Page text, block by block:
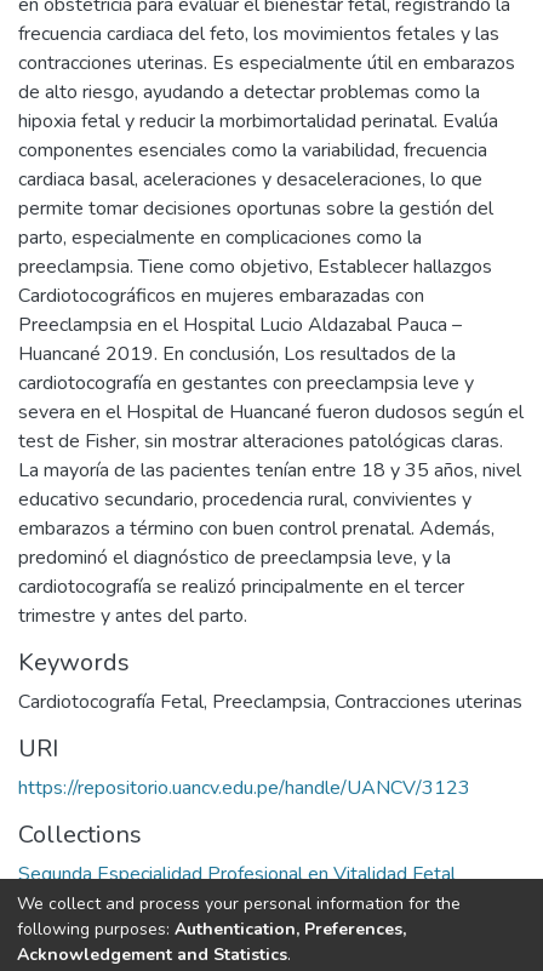
frecuencia cardiaca del feto, los movimientos fetales y las
contracciones uterinas. Es especialmente útil en embarazos
de alto riesgo, ayudando a detectar problemas como la
hipoxia fetal y reducir la morbimortalidad perinatal. Evalúa
componentes esenciales como la variabilidad, frecuencia
cardiaca basal, aceleraciones y desaceleraciones, lo que
permite tomar decisiones oportunas sobre la gestión del
parto, especialmente en complicaciones como la
preeclampsia. Tiene como objetivo, Establecer hallazgos
Cardiotocográficos en mujeres embarazadas con
Preeclampsia en el Hospital Lucio Aldazabal Pauca –
Huancané 2019. En conclusión, Los resultados de la
cardiotocografía en gestantes con preeclampsia leve y
severa en el Hospital de Huancané fueron dudosos según el
test de Fisher, sin mostrar alteraciones patológicas claras.
La mayoría de las pacientes tenían entre 18 y 35 años, nivel
educativo secundario, procedencia rural, convivientes y
embarazos a término con buen control prenatal. Además,
predominó el diagnóstico de preeclampsia leve, y la
cardiotocografía se realizó principalmente en el tercer
trimestre y antes del parto.
Keywords
Cardiotocografía Fetal, Preeclampsia, Contracciones uterinas
URI
https://repositorio.uancv.edu.pe/handle/UANCV/3123
Collections
Segunda Especialidad Profesional en Vitalidad Fetal
Full item page
We collect and process your personal information for the
following purposes: Authentication, Preferences,
Acknowledgement and Statistics.